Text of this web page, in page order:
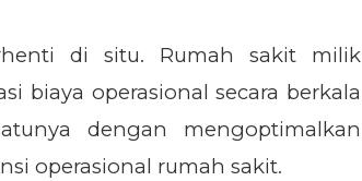
di situ. Rumah sakit milik
biaya operasional secara berkala
dengan mengoptimalkan
operasional rumah sakit.